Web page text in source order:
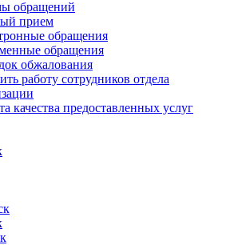
обращений
прием
обращения
обращения
обжалования
работу сотрудников отдела
качества предоставленных услуг